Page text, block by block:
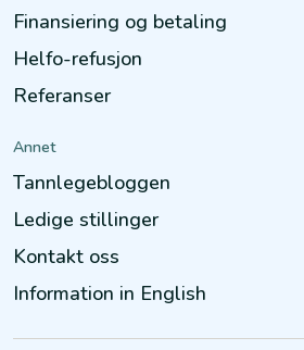
Finansiering og betaling
Helfo-refusjon
Referanser
Annet
Tannlegebloggen
Ledige stillinger
Kontakt oss
Information in English